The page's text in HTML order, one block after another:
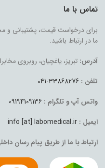
تماس با ما
برای درخواست قیمت، پشتیبانی و
ما در ارتباط باشید.
آدرس: تبریز، یاغچیان، روبروی
تلفن : 33868276-041
واتس آپ و تلگرام : 09194109136
ایمیل : info [at] labomedical.ir
ارتباط با ما از طریق پیام رسان